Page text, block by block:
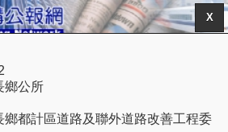
X
鄉公所
鄉都計區道路及聯外道路改善工程委